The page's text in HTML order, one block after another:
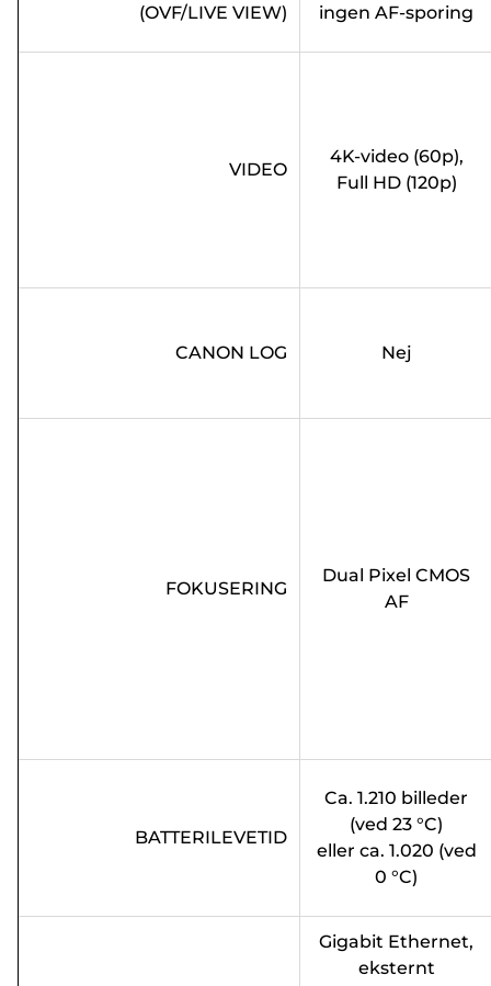
(OVF/LIVE VIEW)
ingen AF-sporing
VIDEO
4K-video (60p),
Full HD (120p)
CANON LOG Nej
FOKUSERING
Dual Pixel CMOS
AF
BATTERILEVETID
Ca. 1.210 billeder
(ved 23 °C)
eller ca. 1.020 (ved
0 °C)
Gigabit Ethernet,
eksternt